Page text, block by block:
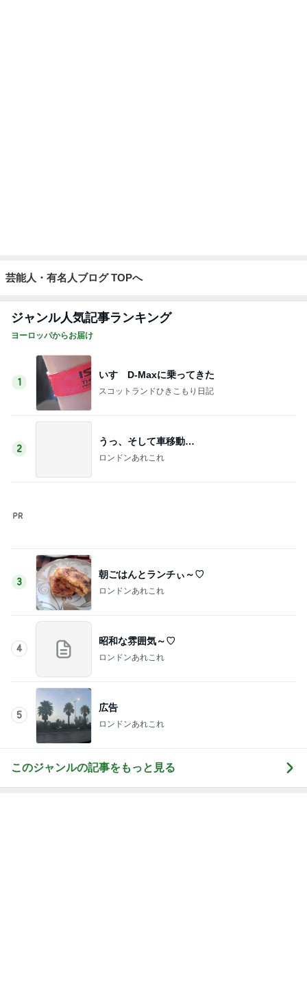
芸能人・有名人ブログ TOPへ
ジャンル人気記事ランキング
ヨーロッパからお届け
1
いすゞD-Maxに乗ってきた
スコットランドひきこもり日記
2
うっ、そして車移動…
ロンドンあれこれ
3
朝ごはんとランチぃ～♡
ロンドンあれこれ
4
昭和な雰囲気～♡
ロンドンあれこれ
5
広告
ロンドンあれこれ
このジャンルの記事をもっと見る